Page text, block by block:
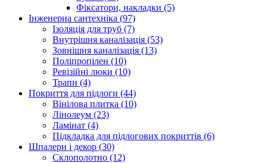
Фіксатори, накладки (5)
Інженерна сантехніка (97)
Ізоляція для труб (7)
Внутрішня каналізація (53)
Зовнішня каналізація (13)
Поліпропілен (10)
Ревізійні люки (10)
Трапи (4)
Покриття для підлоги (44)
Вінілова плитка (10)
Лінолеум (23)
Ламінат (4)
Підкладка для підлогових покриттів (6)
Шпалери і декор (30)
Склополотно (12)